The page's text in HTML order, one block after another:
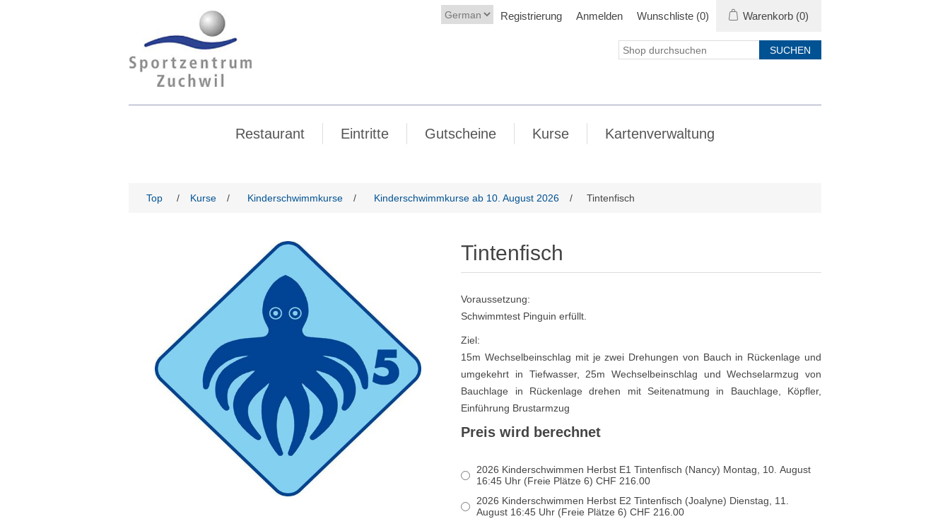
Registrierung Anmelden Wunschliste (0) Warenkorb (0)
Restaurant Eintritte Gutscheine Kurse Kartenverwaltung
Top / Kurse / Kinderschwimmkurse / Kinderschwimmkurse ab 10. August 2026 / Tintenfisch
Tintenfisch
Voraussetzung:
Schwimmtest Pinguin erfüllt.
Ziel:
15m Wechselbeinschlag mit je zwei Drehungen von Bauch in Rückenlage und
umgekehrt in Tiefwasser, 25m Wechselbeinschlag und Wechselarmzug von
Bauchlage in Rückenlage drehen mit Seitenatmung in Bauchlage, Köpfler,
Einführung Brustarmzug
Preis wird berechnet
2026 Kinderschwimmen Herbst E1 Tintenfisch (Nancy) Montag, 10. August
16:45 Uhr (Freie Plätze 6) CHF 216.00
2026 Kinderschwimmen Herbst E2 Tintenfisch (Joalyne) Dienstag, 11.
August 16:45 Uhr (Freie Plätze 6) CHF 216.00